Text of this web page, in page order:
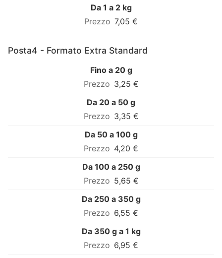
Da 1 a 2 kg
7,05 €
Posta4 - Formato Extra Standard
Fino a 20 g
3,25 €
Da 20 a 50 g
3,35 €
Da 50 a 100 g
4,20 €
Da 100 a 250 g
5,65 €
Da 250 a 350 g
6,55 €
Da 350 g a 1 kg
6,95 €